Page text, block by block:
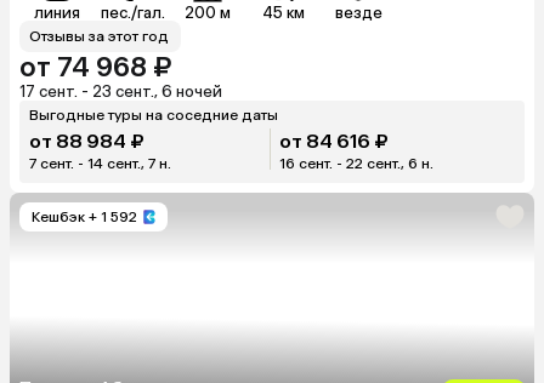
линия пес./гал. 200 м 45 км везде
Отзывы за этот год
от 74 968 ₽
17 сент. - 23 сент., 6 ночей
Выгодные туры на соседние даты
от 88 984 ₽
7 сент. - 14 сент., 7 н.
от 84 616 ₽
16 сент. - 22 сент., 6 н.
Кешбэк + 1 592